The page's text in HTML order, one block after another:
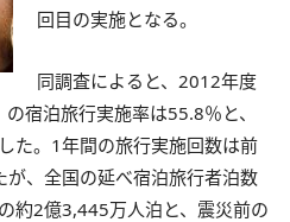
回目の実施となる。
同調査によると、2012年度
宿泊旅行実施率は55.8％と、
た。1年間の旅行実施回数は前
、全国の延べ宿泊旅行者泊数
約2億3,445万人泊と、震災前の